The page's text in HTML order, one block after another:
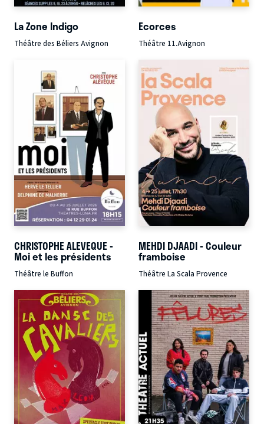
La Zone Indigo
Théâtre des Béliers Avignon
Ecorces
Théâtre 11.Avignon
CHRISTOPHE ALEVEQUE -
Moi et les présidents
Théâtre le Buffon
MEHDI DJAADI - Couleur
framboise
Théâtre La Scala Provence